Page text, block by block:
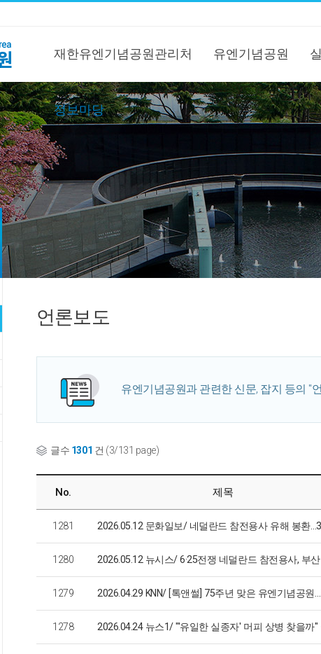
재한유엔기념공원관리처 유엔기념공원
정보마당
언론보도
유엔기념공원과 관련한 신문, 잡지 등의 "
글수 1301 건 (3/131 page)
No. 제목
1281
1280
1279
1278